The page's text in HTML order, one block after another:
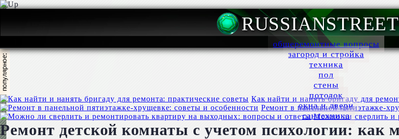
общеремонтные вопросы
загород и стройка
техника
пол
стены
потолок
окна и двери
сантехника
Как найти и нанять бригаду для
Ремонт в панельной пятиэтажке-
Можно ли сверлить и
Ремонт детской комнаты с учетом психологии: как